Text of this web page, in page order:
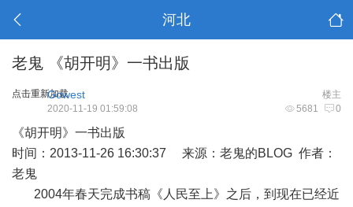
河北
老鬼 《胡开明》一书出版
点击重新加载 楼主
Gowest
5681 0
2020-11-19 01:59:08
《胡开明》一书出版
时间：2013-11-26 16:30:37 来源：老鬼的BLOG 作者：
老鬼
2004年春天完成书稿《人民至上》之后，到现在已经近